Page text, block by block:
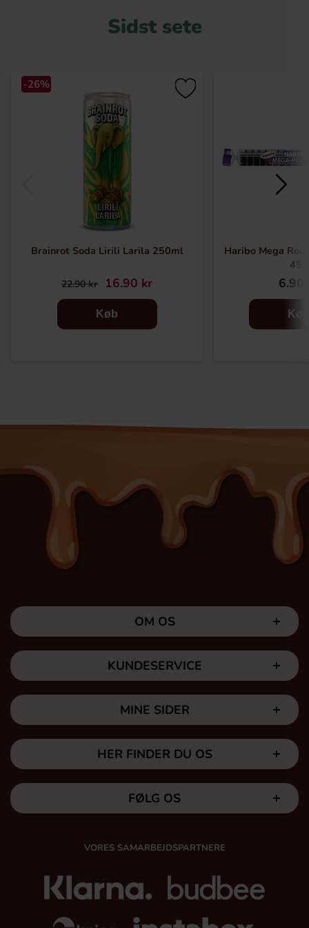
Sidst sete
-26%
Brainrot Soda Lirili Larila 250ml
22.90 kr 16.90 kr
Køb
Haribo Mega
45g
6.90
Køb
OM OS
KUNDESERVICE
MINE SIDER
HER FINDER DU OS
FØLG OS
VORES SAMARBEJDSPARTNERE